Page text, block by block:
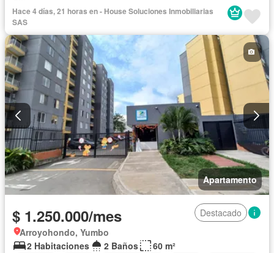
Hace 4 días, 21 horas en - House Soluciones Inmobiliarias
SAS
Apartamento
$ 1.250.000/mes
Destacado
Arroyohondo, Yumbo
2 Habitaciones
2 Baños
60 m²